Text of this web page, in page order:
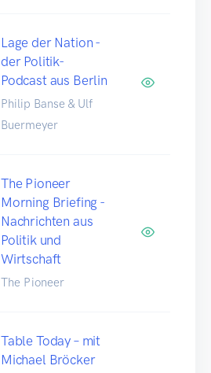
Lage der Nation -
der Politik-
Podcast aus Berlin
Philip Banse & Ulf
Buermeyer
The Pioneer
Morning Briefing -
Nachrichten aus
Politik und
Wirtschaft
The Pioneer
Table Today – mit
Michael Bröcker